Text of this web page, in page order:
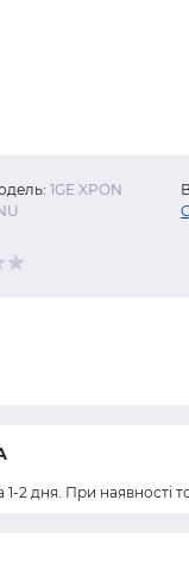
1GE XPON
1-2 дня. При наявності